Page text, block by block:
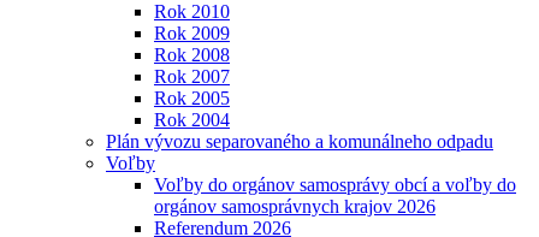
Rok 2010
Rok 2009
Rok 2008
Rok 2007
Rok 2005
Rok 2004
Plán vývozu separovaného a komunálneho odpadu
Voľby
Voľby do orgánov samosprávy obcí a voľby do
orgánov samosprávnych krajov 2026
Referendum 2026